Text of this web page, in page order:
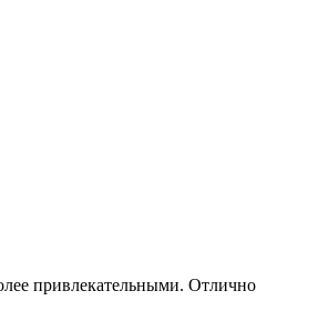
привлекательными. Отлично